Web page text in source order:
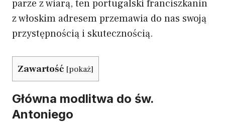
parze z wiarą, ten portugalski franciszkanin
z włoskim adresem przemawia do nas swoją
przystępnością i skutecznością.
Zawartość [pokaż]
Główna modlitwa do św.
Antoniego